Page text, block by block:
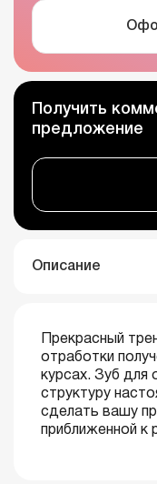
Получить
предложение
Описание
Прекрасный
отработки
курсах. Зуб для
структуру
сделать вашу
приближенной к